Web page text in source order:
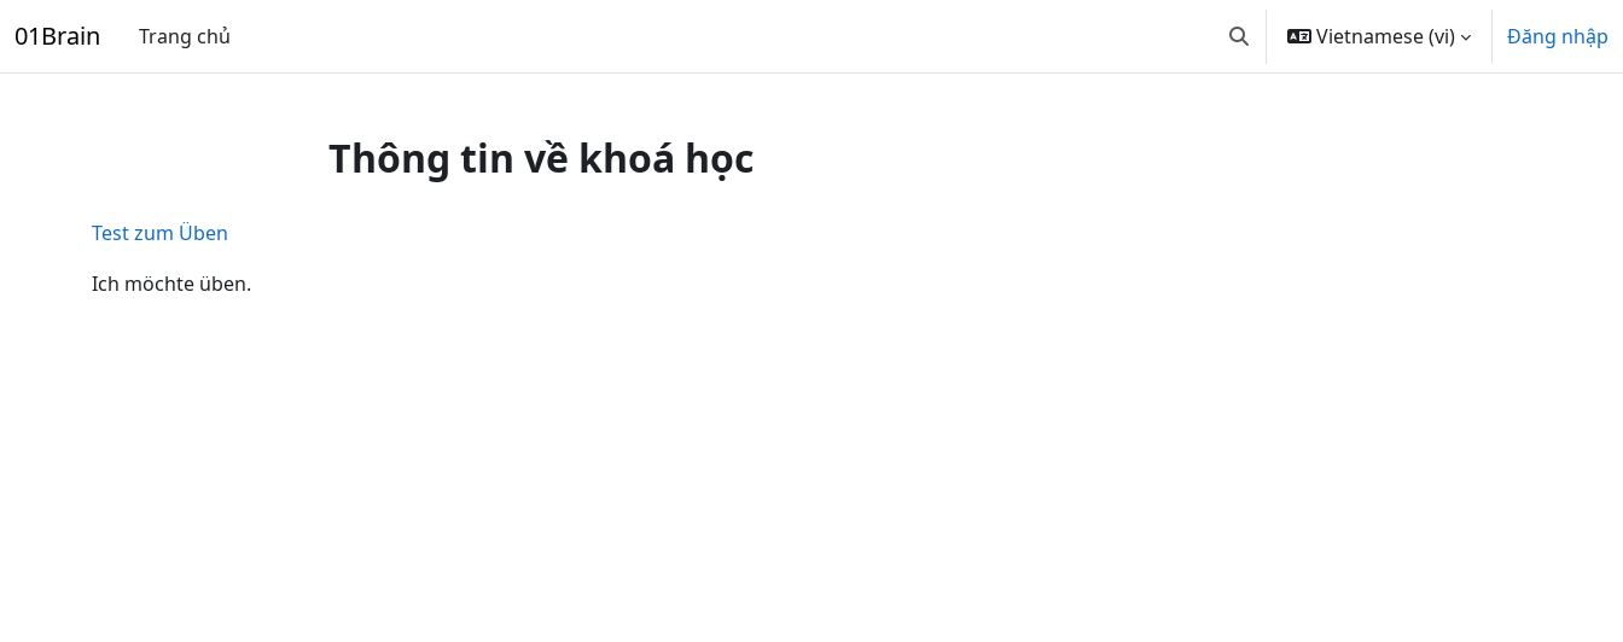
01Brain Trang chủ Chuyển đổi chọn tìm kiếm
Vietnamese ‎(vi)‎ Đăng nhập
Thông tin về khoá học
Test zum Üben
Ich möchte üben.